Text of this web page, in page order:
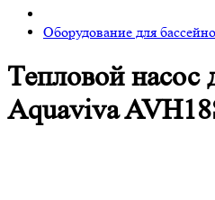
Оборудование для
Тепловой насос
Aquaviva